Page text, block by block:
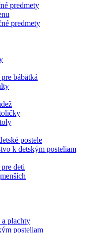
predmety
predmety
bábätká
postele
k detským posteliam
deti
plachty
posteliam